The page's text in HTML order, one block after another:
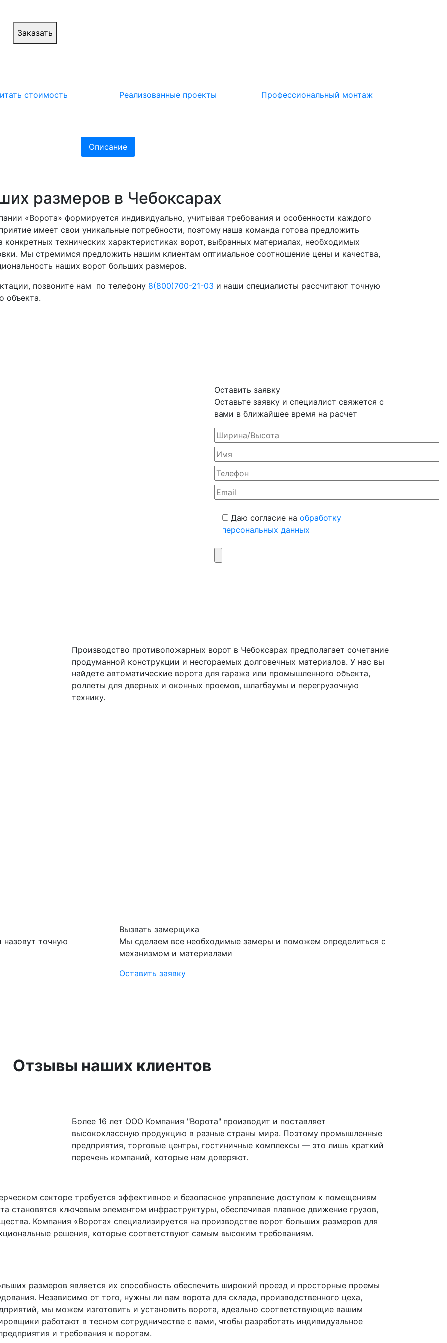
Заказать
стоимость Реализованные проекты Профессиональный монтаж
Описание
размеров в Чебоксарах
«Ворота» формируется индивидуально, учитывая требования и особенности каждого
имеет свои уникальные потребности, поэтому наша команда готова предложить
технических характеристиках ворот, выбранных материалах, необходимых
Мы стремимся предложить нашим клиентам оптимальное соотношение цены и качества,
наших ворот больших размеров.
позвоните нам по телефону 8(800)700-21-03 и наши специалисты рассчитают точную
объекта.
Оставить заявку
Оставьте заявку и специалист свяжется с
вами в ближайшее время на расчет
Даю согласие на обработку
персональных данных
Производство противопожарных ворот в Чебоксарах предполагает сочетание
продуманной конструкции и несгораемых долговечных материалов. У нас вы
найдете автоматические ворота для гаража или промышленного объекта,
роллеты для дверных и оконных проемов, шлагбаумы и перегрузочную
технику.
точную
Вызвать замерщика
Мы сделаем все необходимые замеры и поможем определиться с
механизмом и материалами
Оставить заявку
Отзывы наших клиентов
Более 16 лет ООО Компания "Ворота" производит и поставляет
высококлассную продукцию в разные страны мира. Поэтому промышленные
предприятия, торговые центры, гостиничные комплексы — это лишь краткий
перечень компаний, которые нам доверяют.
секторе требуется эффективное и безопасное управление доступом к помещениям
становятся ключевым элементом инфраструктуры, обеспечивая плавное движение грузов,
Компания «Ворота» специализируется на производстве ворот больших размеров для
решения, которые соответствуют самым высоким требованиям.
размеров является их способность обеспечить широкий проезд и просторные проемы
Независимо от того, нужны ли вам ворота для склада, производственного цеха,
мы можем изготовить и установить ворота, идеально соответствующие вашим
работают в тесном сотрудничестве с вами, чтобы разработать индивидуальное
и требования к воротам.